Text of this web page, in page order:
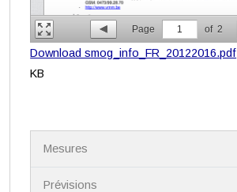
Page 1 of 2
Download smog_info_FR_20122016.pdf
KB
Mesures
Prévisions